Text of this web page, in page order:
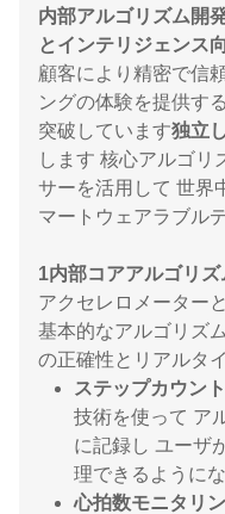
内部アルゴリズム開
とインテリジェンス
顧客により精密で信
ングの体験を提供す
突破しています独立
します 核心アルゴリ
サーを活用して 世界
マートウェアラブル
1内部コアアルゴリズ
アクセレロメーター
基本的なアルゴリズ
の正確性とリアルタ
ステップカウン
技術を使って ア
に記録し ユーザ
理できるように
心拍数モニタリ